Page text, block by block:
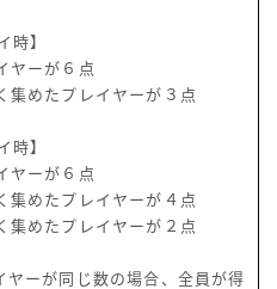
時】
ヤーが６点
集めたプレイヤーが３点
時】
ヤーが６点
集めたプレイヤーが４点
集めたプレイヤーが２点
ーが同じ数の場合、全員が得